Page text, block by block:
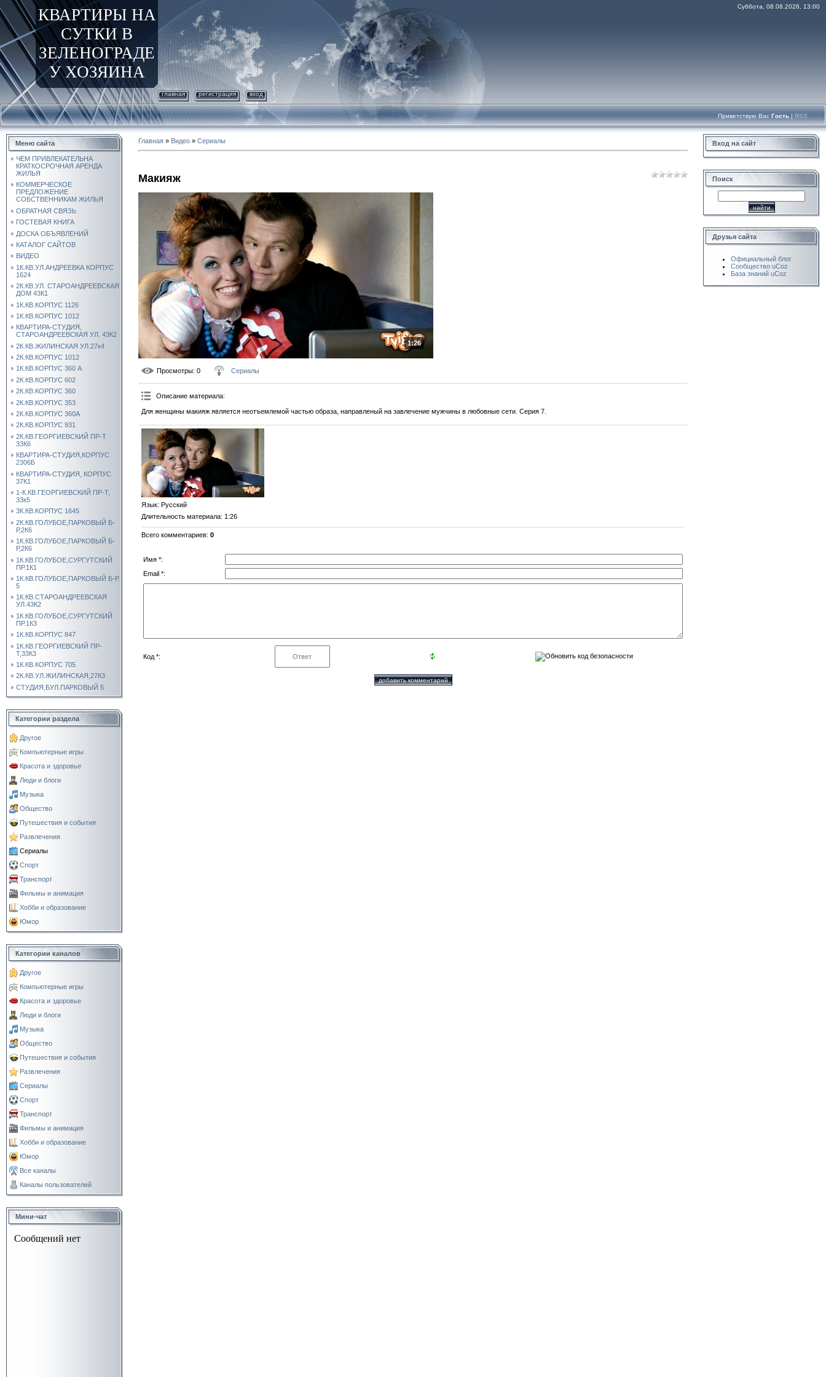
КВАРТИРЫ НА
СУТКИ В
ЗЕЛЕНОГРАДЕ
У ХОЗЯИНА
Суббота, 08.08.2026, 13:00
главная регистрация вход
Приветствую Вас Гость | RSS
Меню сайта
ЧЕМ ПРИВЛЕКАТЕЛЬНА
КРАТКОСРОЧНАЯ АРЕНДА
ЖИЛЬЯ
КОММЕРЧЕСКОЕ
ПРЕДЛОЖЕНИЕ
СОБСТВЕННИКАМ ЖИЛЬЯ
ОБРАТНАЯ СВЯЗЬ
ГОСТЕВАЯ КНИГА
ДОСКА ОБЪЯВЛЕНИЙ
КАТАЛОГ САЙТОВ
ВИДЕО
1К.КВ.УЛ.АНДРЕЕВКА КОРПУС
1624
2К.КВ.УЛ. СТАРОАНДРЕЕВСКАЯ
ДОМ 43К1
1К.КВ.КОРПУС 1126
1К.КВ.КОРПУС 1012
КВАРТИРА-СТУДИЯ,
СТАРОАНДРЕЕВСКАЯ УЛ. 43К2
2К.КВ.ЖИЛИНСКАЯ УЛ.27к4
2К.КВ.КОРПУС 1012
1К.КВ.КОРПУС 360 А
2К.КВ.КОРПУС 602
2К.КВ.КОРПУС 360
2К.КВ.КОРПУС 353
2К.КВ.КОРПУС 360А
2К.КВ.КОРПУС 931
2К.КВ.ГЕОРГИЕВСКИЙ ПР-Т
33К6
КВАРТИРА-СТУДИЯ,КОРПУС
2306Б
КВАРТИРА-СТУДИЯ, КОРПУС
37К1
1-К.КВ.ГЕОРГИЕВСКИЙ ПР-Т,
33к5
3К.КВ.КОРПУС 1645
2К.КВ.ГОЛУБОЕ,ПАРКОВЫЙ Б-
Р,2К6
1К.КВ.ГОЛУБОЕ,ПАРКОВЫЙ Б-
Р,2К6
1К.КВ.ГОЛУБОЕ,СУРГУТСКИЙ
ПР.1К1
1К.КВ.ГОЛУБОЕ,ПАРКОВЫЙ Б-Р.
5
1К.КВ.СТАРОАНДРЕЕВСКАЯ
УЛ.43К2
1К.КВ.ГОЛУБОЕ,СУРГУТСКИЙ
ПР.1К3
1К.КВ.КОРПУС 847
1К.КВ.ГЕОРГИЕВСКИЙ ПР-
Т,33К3
1К.КВ.КОРПУС 705
2К.КВ.УЛ.ЖИЛИНСКАЯ,27К3
СТУДИЯ,БУЛ.ПАРКОВЫЙ 5
Категории раздела
Другое
Компьютерные игры
Красота и здоровье
Люди и блоги
Музыка
Общество
Путешествия и события
Развлечения
Сериалы
Спорт
Транспорт
Фильмы и анимация
Хобби и образование
Юмор
Категории каналов
Другое
Компьютерные игры
Красота и здоровье
Люди и блоги
Музыка
Общество
Путешествия и события
Развлечения
Сериалы
Спорт
Транспорт
Фильмы и анимация
Хобби и образование
Юмор
Все каналы
Каналы пользователей
Мини-чат
Главная » Видео » Сериалы
Макияж
1:26
Просмотры: 0 Сериалы
Описание материала:
Для женщины макияж является неотъемлемой частью образа, направленый на завлечение мужчины в любовные сети. Серия 7.
Язык: Русский
Длительность материала: 1:26
Всего комментариев: 0
Имя *:
Email *:
Код *:
Вход на сайт
Поиск
Друзья сайта
Официальный блог
Сообщество uCoz
База знаний uCoz